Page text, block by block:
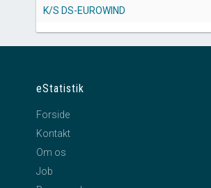
K/S DS-EUROWIND
eStatistik
Forside
Kontakt
Om os
Job